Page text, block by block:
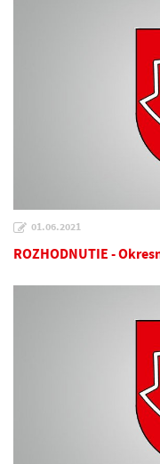
01.06.2021
ROZHODNUTIE -